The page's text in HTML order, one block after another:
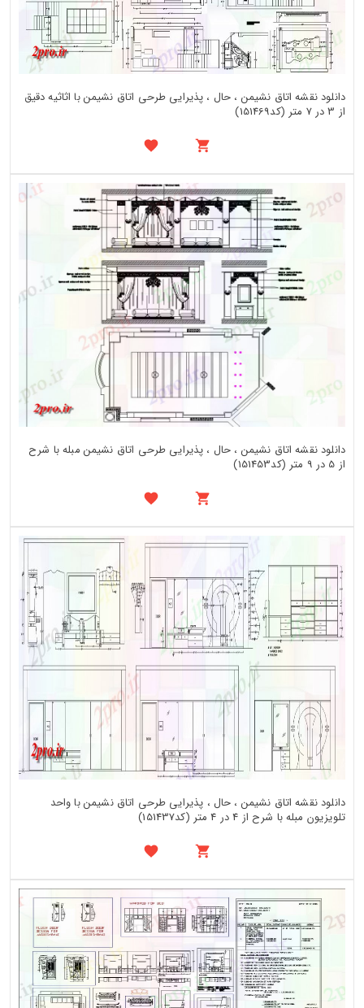
دانلود نقشه اتاق نشیمن ، حال ، پذیرایی طرحی اتاق نشیمن با اثاثیه دقیق
از 3 در 7 متر (کد151469)
دانلود نقشه اتاق نشیمن ، حال ، پذیرایی طرحی اتاق نشیمن مبله با شرح
از 5 در 9 متر (کد151453)
دانلود نقشه اتاق نشیمن ، حال ، پذیرایی طرحی اتاق نشیمن با واحد
تلویزیون مبله با شرح از 4 در 4 متر (کد151437)